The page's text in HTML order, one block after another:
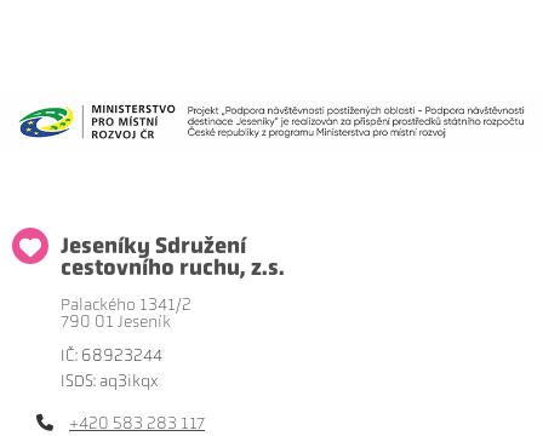
Jeseníky Sdružení
cestovního ruchu, z.s.
Palackého 1341/2
790 01 Jeseník
IČ: 68923244
ISDS: aq3ikqx
+420 583 283 117